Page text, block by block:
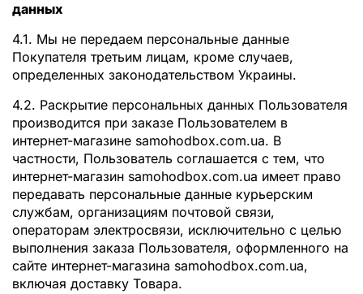
данных
4.1. Мы не передаем персональные данные
Покупателя третьим лицам, кроме случаев,
определенных законодательством Украины.
4.2. Раскрытие персональных данных Пользователя
производится при заказе Пользователем в
интернет-магазине samohodbox.com.ua. В
частности, Пользователь соглашается с тем, что
интернет-магазин samohodbox.com.ua имеет право
передавать персональные данные курьерским
службам, организациям почтовой связи,
операторам электросвязи, исключительно с целью
выполнения заказа Пользователя, оформленного на
сайте интернет-магазина samohodbox.com.ua,
включая доставку Товара.